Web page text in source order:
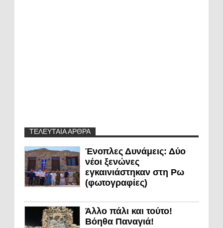
ΤΕΛΕΥΤΑΙΑ ΑΡΘΡΑ
Ένοπλες Δυνάμεις: Δύο
νέοι ξενώνες
εγκαινιάστηκαν στη Ρω
(φωτογραφίες)
Άλλο πάλι και τούτο!
Βόηθα Παναγιά!